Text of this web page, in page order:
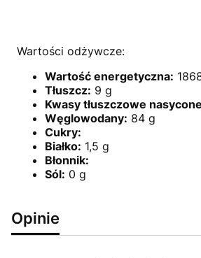
Wartości odżywcze:
Wartość energetyczna:
Tłuszcz: 9 g
Kwasy tłuszczowe
Węglowodany: 84 g
Cukry:
Białko: 1,5 g
Błonnik:
Sól: 0 g
Opinie